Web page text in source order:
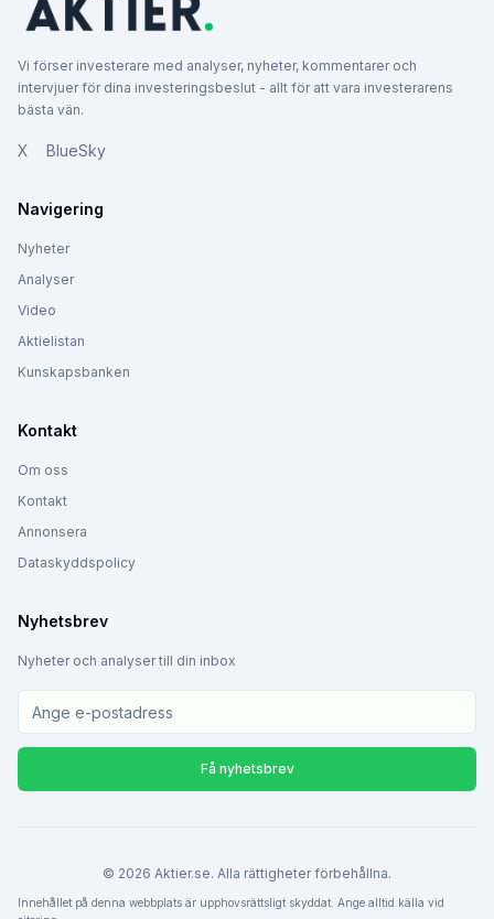
Vi förser investerare med analyser, nyheter, kommentarer och
intervjuer för dina investeringsbeslut - allt för att vara investerarens
bästa vän.
X BlueSky
Navigering
Nyheter
Analyser
Video
Aktielistan
Kunskapsbanken
Kontakt
Om oss
Kontakt
Annonsera
Dataskyddspolicy
Nyhetsbrev
Nyheter och analyser till din inbox
Få nyhetsbrev
© 2026 Aktier.se. Alla rättigheter förbehållna.
Innehållet på denna webbplats är upphovsrättsligt skyddat. Ange alltid källa vid